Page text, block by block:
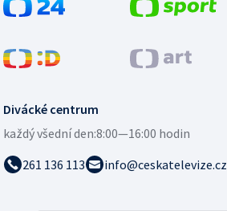
Divácké centrum
každý všední den:8:00—16:00 hodin
261 136 113
info@ceskatelevize.cz